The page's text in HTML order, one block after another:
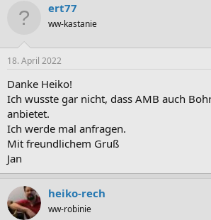
t
n
e
:
ert77
ww-kastanie
18. April 2022
Danke Heiko!
Ich wusste gar nicht, dass AMB auch
anbietet.
Ich werde mal anfragen.
Mit freundlichem Gruß
Jan
heiko-rech
ww-robinie